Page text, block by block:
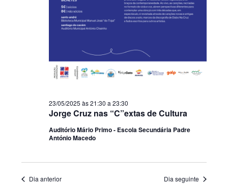
Jorge Cruz nas “C”extas de Cultura
23/05/2025 às 21:30 a23:30
Auditório Mário Primo - Escola Secundária Padre
António Macedo
Dia anterior Dia seguinte